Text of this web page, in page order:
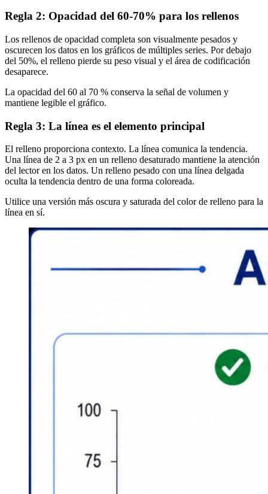
Regla 2: Opacidad del 60-70% para los rellenos
Los rellenos de opacidad completa son visualmente pesados y
oscurecen los datos en los gráficos de múltiples series. Por debajo
del 50%, el relleno pierde su peso visual y el área de codificación
desaparece.
La opacidad del 60 al 70 % conserva la señal de volumen y
mantiene legible el gráfico.
Regla 3: La línea es el elemento principal
El relleno proporciona contexto. La línea comunica la tendencia.
Una línea de 2 a 3 px en un relleno desaturado mantiene la atención
del lector en los datos. Un relleno pesado con una línea delgada
oculta la tendencia dentro de una forma coloreada.
Utilice una versión más oscura y saturada del color de relleno para la
línea en sí.